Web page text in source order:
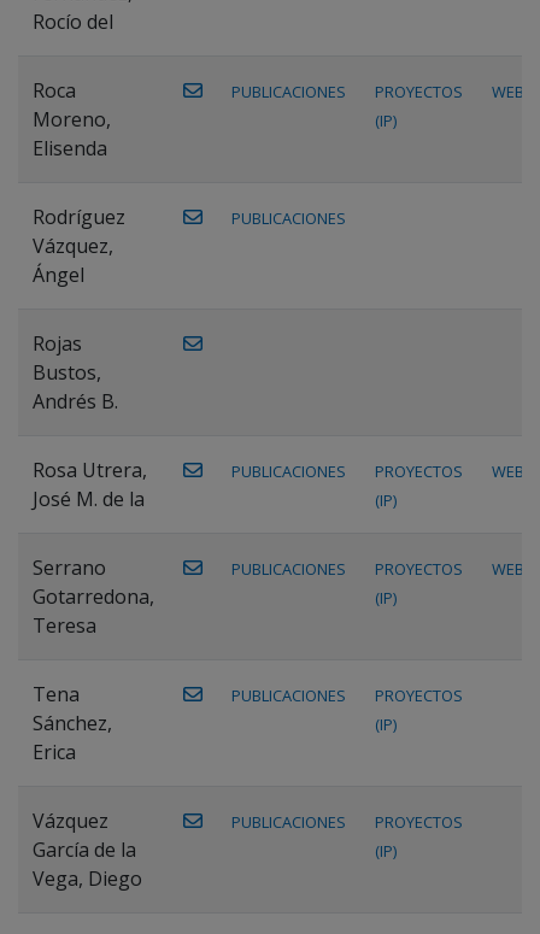
Rocío del
Roca
Moreno,
Elisenda
PUBLICACIONES
PROYECTOS
(IP)
WEB
Rodríguez
Vázquez,
Ángel
PUBLICACIONES
Rojas
Bustos,
Andrés B.
Rosa Utrera,
José M. de la
PUBLICACIONES
PROYECTOS
(IP)
WEB
Serrano
Gotarredona,
Teresa
PUBLICACIONES
PROYECTOS
(IP)
WEB
Tena
Sánchez,
Erica
PUBLICACIONES
PROYECTOS
(IP)
Vázquez
García de la
Vega, Diego
PUBLICACIONES
PROYECTOS
(IP)